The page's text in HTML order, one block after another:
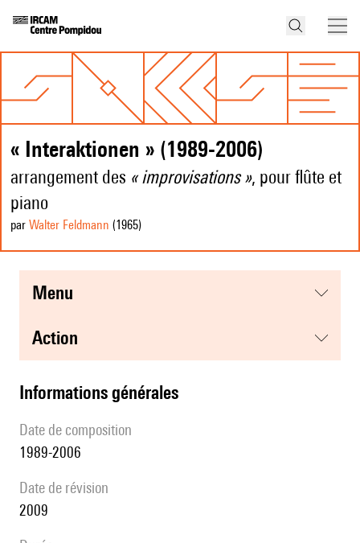
« Interaktionen » (1989-2006)
arrangement des « improvisations », pour flûte et
piano
par Walter Feldmann (1965)
menu
action
informations générales
date de composition
1989-2006
date de révision
2009